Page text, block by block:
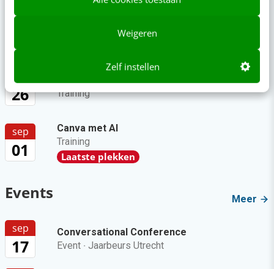
Weigeren
Zelf instellen
aug
Online mastercourse
26
Content repurposing
Training
sep
01
Canva met AI
Training
Laatste plekken
Events Meer
sep
17
Conversational Conference
Event · Jaarbeurs Utrecht